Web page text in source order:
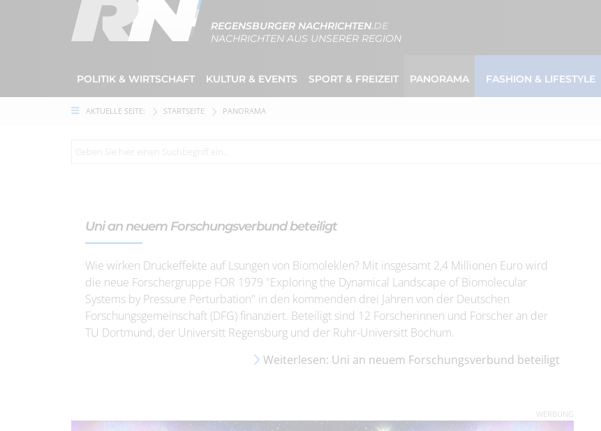
REGENSBURGER NACHRICHTEN.DE
NACHRICHTEN AUS UNSERER REGION
POLITIK & WIRTSCHAFT KULTUR & EVENTS SPORT & FREIZEIT PANORAMA FASHION & LIFESTYLE
AKTUELLE SEITE: STARTSEITE PANORAMA
Uni an neuem Forschungsverbund beteiligt
Wie wirken Druckeffekte auf Lsungen von Biomoleklen? Mit insgesamt 2,4 Millionen Euro wird
die neue Forschergruppe FOR 1979 "Exploring the Dynamical Landscape of Biomolecular
Systems by Pressure Perturbation" in den kommenden drei Jahren von der Deutschen
Forschungsgemeinschaft (DFG) finanziert. Beteiligt sind 12 Forscherinnen und Forscher an der
TU Dortmund, der Universitt Regensburg und der Ruhr-Universitt Bochum.
Weiterlesen: Uni an neuem Forschungsverbund beteiligt
WERBUNG